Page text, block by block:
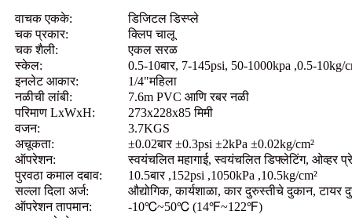
वाचक एकके:
डिजिटल डिस्प्ले
चक प्रकार:
क्लिप चालू
चक शैली:
एकल सरळ
स्केल:
0.5-10बार, 7-145psi, 50-1000kpa ,0.5-10kg/
इनलेट आकार:
1/4"महिला
नळीची लांबी:
7.6m PVC आणि रबर नळी
परिमाण LxWxH:
273x228x85 मिमी
वजन:
3.7KGS
अचूकता:
±0.02बार ±0.3psi ±2kPa ±0.02kg/cm²
ऑपरेशन:
स्वयंचलित महागाई, स्वयंचलित डिफ्लेटिंग, ओव्हर
पुरवठा कमाल दबाव:
10.5बार ,152psi ,1050kPa ,10.5kg/cm²
सल्ला दिला अर्ज:
औद्योगिक, कार्यशाळा, कार दुरुस्तीचे दुकान, टायर
ऑपरेशन तापमान:
-10℃~50℃ (14℉~122℉)